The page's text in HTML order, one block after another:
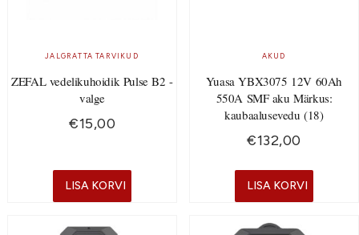
JALGRATTA TARVIKUD
ZEFAL vedelikuhoidik Pulse B2 -
valge
€15,00
LISA KORVI
AKUD
Yuasa YBX3075 12V 60Ah
550A SMF aku Märkus:
kaubaalusevedu (18)
€132,00
LISA KORVI